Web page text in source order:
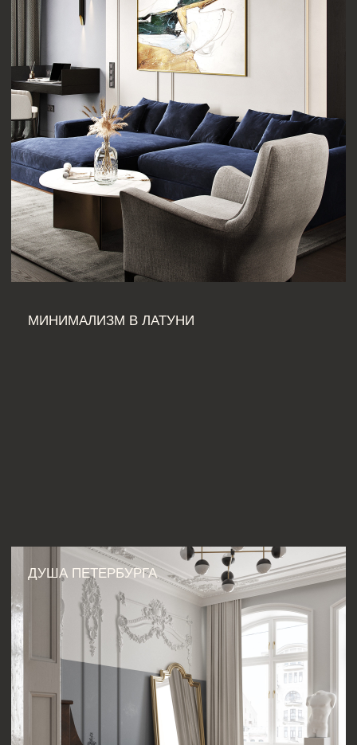
успешной реализации всех задумок.
Проводится подбор мебели, сантехники,
покрытий. Дизайнер помогает
ориентироваться в шоурумах и делает
чертежи для строителей.
05
ПОДБОР МАТЕРИАЛОВ И
ЧЕРТЕЖИ
Создаются реалистичные изображения
будущего интерьера, чтобы клиент мог
визуализировать финальный результат.
06
3D-ВИЗУАЛИЗАЦИЯ
07
ЗАКАЗАТЬ
КОНСУЛЬТАЦИЮ
РАЗРАБОТКА
ДИЗАЙН-ПРОЕКТА
ЧЕТЫРЕХКОМНАТНОЙ
КВАРТИРЫ